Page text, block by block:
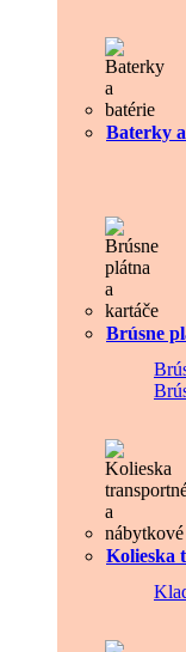
Baterky
Brúsne
Kolieska